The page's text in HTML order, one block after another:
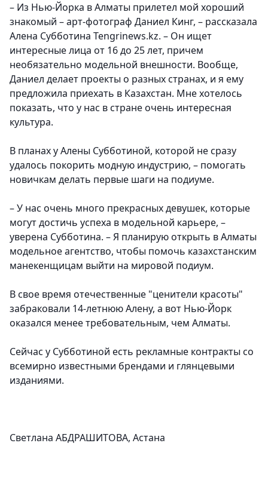
– Из Нью-Йорка в Алматы прилетел мой хороший
знакомый – арт-фотограф Даниел Кинг, – рассказала
Алена Субботина Tengrinews.kz. – Он ищет
интересные лица от 16 до 25 лет, причем
необязательно модельной внешности. Вообще,
Даниел делает проекты о разных странах, и я ему
предложила приехать в Казахстан. Мне хотелось
показать, что у нас в стране очень интересная
культура.
В планах у Алены Субботиной, которой не сразу
удалось покорить модную индустрию, – помогать
новичкам делать первые шаги на подиуме.
– У нас очень много прекрасных девушек, которые
могут достичь успеха в модельной карьере, –
уверена Субботина. – Я планирую открыть в Алматы
модельное агентство, чтобы помочь казахстанским
манекенщицам выйти на мировой подиум.
В свое время отечественные "ценители красоты"
забраковали 14-летнюю Алену, а вот Нью-Йорк
оказался менее требовательным, чем Алматы.
Сейчас у Субботиной есть рекламные контракты со
всемирно известными брендами и глянцевыми
изданиями.
Светлана АБДРАШИТОВА, Астана